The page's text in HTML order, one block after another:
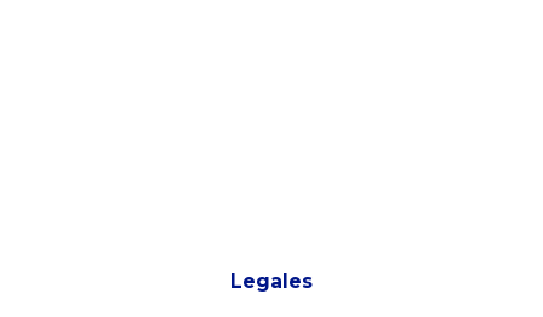
Legales